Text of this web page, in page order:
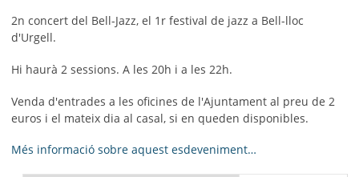
BELL-LLOC SOLUCIONA
2n concert del Bell-Jazz, el 1r festival de jazz a Bell-lloc
d'Urgell.
Hi haurà 2 sessions. A les 20h i a les 22h.
Venda d'entrades a les oficines de l'Ajuntament al preu de 2
euros i el mateix dia al casal, si en queden disponibles.
Més informació sobre aquest esdeveniment…